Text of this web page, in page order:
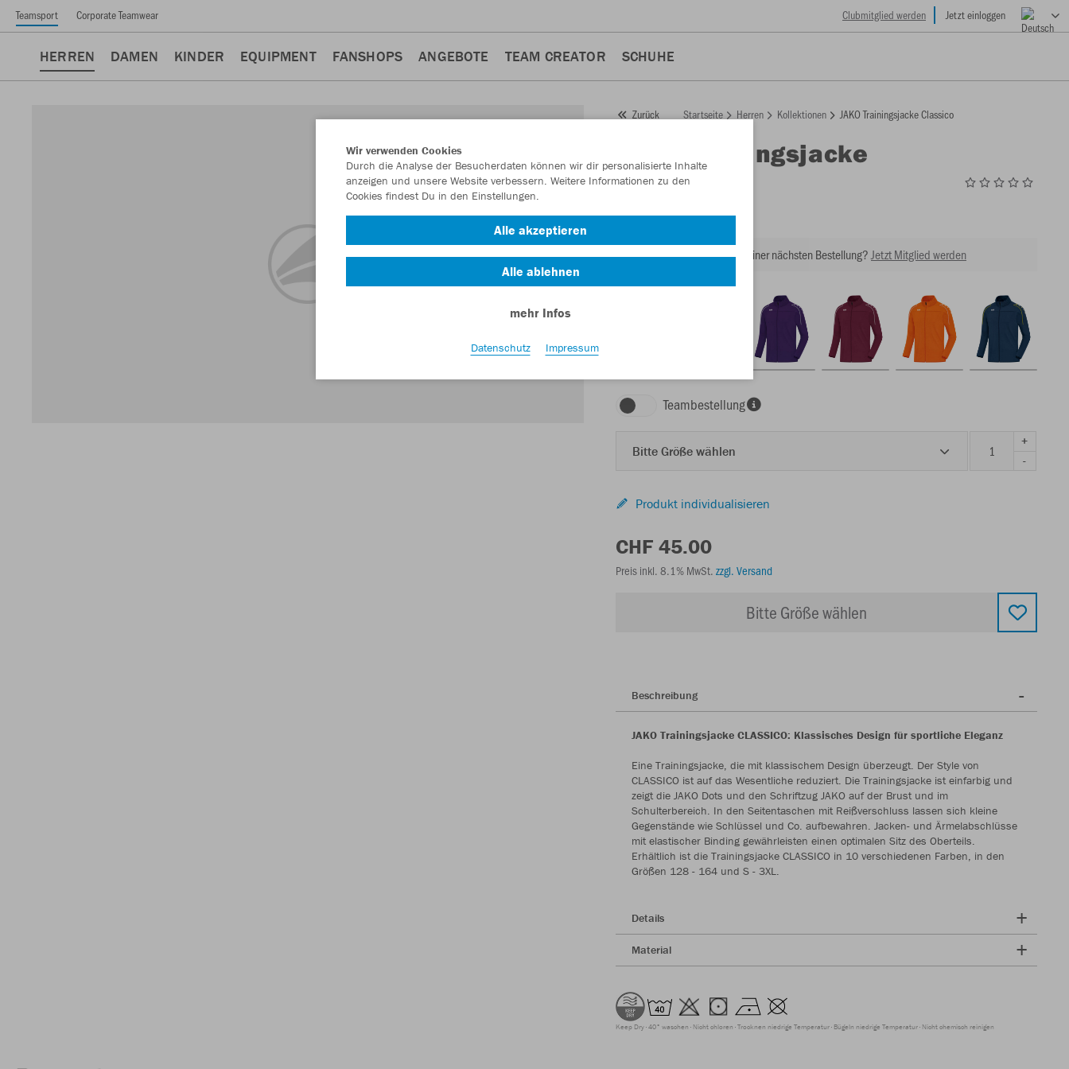
Teamsport Corporate Teamwear Clubmitglied werden Jetzt einloggen
HERREN DAMEN KINDER EQUIPMENT FANSHOPS ANGEBOTE TEAM CREATOR SCHUHE
Zurück Startseite Herren Kollektionen JAKO Trainingsjacke Classico
Trainingsjacke
Classico
Lust auf 30% Rabatt bei Deiner nächsten Bestellung? Jetzt Mitglied werden
Teambestellung
Bitte Größe wählen
+
-
Produkt individualisieren
CHF 45.00
Preis inkl. 8.1% MwSt. zzgl. Versand
Bitte Größe wählen
Beschreibung
JAKO Trainingsjacke CLASSICO: Klassisches Design für sportliche Eleganz
Eine Trainingsjacke, die mit klassischem Design überzeugt. Der Style von
CLASSICO ist auf das Wesentliche reduziert. Die Trainingsjacke ist einfarbig und
zeigt die JAKO Dots und den Schriftzug JAKO auf der Brust und im
Schulterbereich. In den Seitentaschen mit Reißverschluss lassen sich kleine
Gegenstände wie Schlüssel und Co. aufbewahren. Jacken- und Ärmelabschlüsse
mit elastischer Binding gewährleisten einen optimalen Sitz des Oberteils.
Erhältlich ist die Trainingsjacke CLASSICO in 10 verschiedenen Farben, in den
Größen 128 - 164 und S - 3XL.
Details
Material
Keep Dry 40° waschen Nicht chloren Trocknen niedrige Temperatur Bügeln niedrige Temperatur Nicht chemisch reinigen
Wir verwenden Cookies
Durch die Analyse der Besucherdaten können wir dir personalisierte Inhalte
anzeigen und unsere Website verbessern. Weitere Informationen zu den
Cookies findest Du in den Einstellungen.
Alle akzeptieren
Alle ablehnen
mehr Infos
Datenschutz Impressum